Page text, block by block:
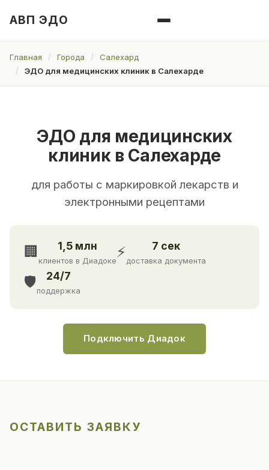
АВП ЭДО
Главная Города
Салехард
ЭДО для медицинских клиник в Салехарде
ЭДО для медицинских
клиник в Салехарде
для работы с маркировкой лекарств и
электронными рецептами
🏢 1,5 млн
клиентов в Диадоке
⚡ 7 сек
доставка документа
🛡️ 24/7
поддержка
Подключить Диадок
ОСТАВИТЬ ЗАЯВКУ